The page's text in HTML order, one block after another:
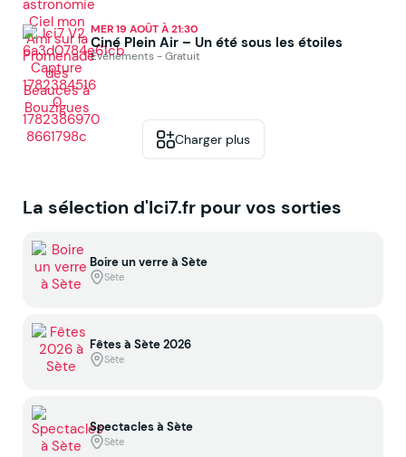
MER 19 AOÛT À 21:30
Ciné Plein Air – Un été sous les étoiles
Événements - Gratuit
Charger plus
La sélection d'Ici7.fr pour vos sorties
Boire un verre à Sète
Sète
Fêtes à Sète 2026
Sète
Spectacles à Sète
Sète